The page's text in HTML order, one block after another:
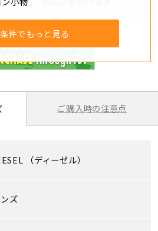
件でもっと見る
ご購入時の注意点
（ディーゼル）
ズ